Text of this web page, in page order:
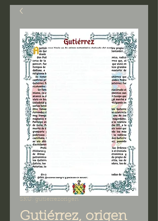
SKU: gutierrezorigen
Gutiérrez, origen